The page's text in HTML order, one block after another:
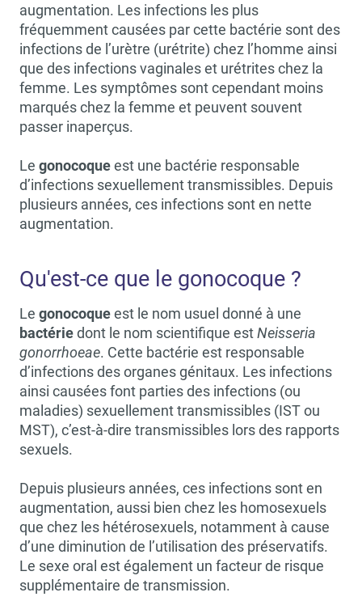
augmentation. Les infections les plus
fréquemment causées par cette bactérie sont des
infections de l’urètre (urétrite) chez l’homme ainsi
que des infections vaginales et urétrites chez la
femme. Les symptômes sont cependant moins
marqués chez la femme et peuvent souvent
passer inaperçus.
Le gonocoqueest une bactérie responsable
d’infections sexuellement transmissibles. Depuis
plusieurs années, ces infections sont en nette
augmentation.
Qu'est-ce que le gonocoque ?
Le gonocoqueest le nom usuel donné à une
bactériedont le nom scientifique estNeisseria
gonorrhoeae. Cette bactérie est responsable
d’infections des organes génitaux. Les infections
ainsi causées font parties des infections (ou
maladies) sexuellement transmissibles (IST ou
MST), c’est-à-dire transmissibles lors des rapports
sexuels.
Depuis plusieurs années, ces infections sont en
augmentation, aussi bien chez les homosexuels
que chez les hétérosexuels, notamment à cause
d’une diminution de l’utilisation des préservatifs.
Le sexe oral est également un facteur de risque
supplémentaire de transmission.